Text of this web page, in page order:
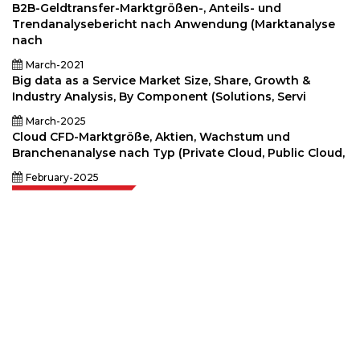
B2B-Geldtransfer-Marktgrößen-, Anteils- und
Trendanalysebericht nach Anwendung (Marktanalyse
nach
March-2021
Big data as a Service Market Size, Share, Growth &
Industry Analysis, By Component (Solutions, Servi
March-2025
Cloud CFD-Marktgröße, Aktien, Wachstum und
Branchenanalyse nach Typ (Private Cloud, Public Cloud,
February-2025